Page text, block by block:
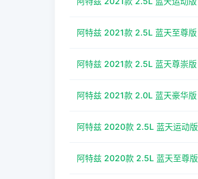
阿特兹 2021款 2.5L 蓝天至尊版
阿特兹 2021款 2.5L 蓝天尊崇版
阿特兹 2021款 2.0L 蓝天豪华版
阿特兹 2020款 2.5L 蓝天运动版
阿特兹 2020款 2.5L 蓝天至尊版